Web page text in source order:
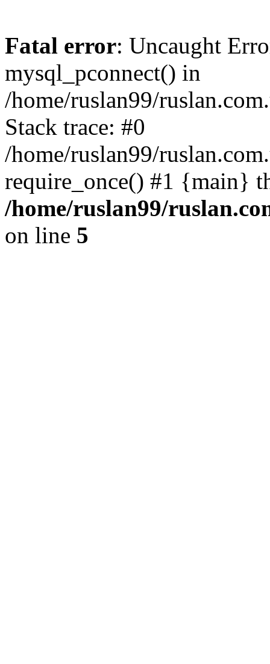
Fatal error: Uncaught
mysql_pconnect() in
/home/ruslan99/
Stack trace: #0
/home/ruslan99/
require_once() #1 {main}
/home/ruslan99/
on line 5